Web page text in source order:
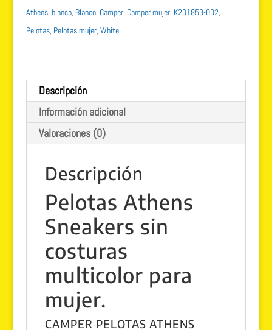
cantidad
Athens, blanca, Blanco, Camper, Camper mujer, K201853-002
Pelotas, Pelotas mujer, White
Descripción
Información adicional
Valoraciones (0)
Descripción
Pelotas Athens
Sneakers sin
costuras
multicolor para
mujer.
CAMPER PELOTAS ATHENS